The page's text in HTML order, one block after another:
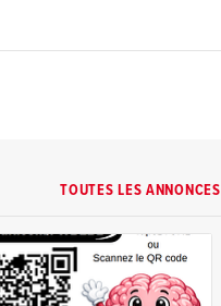
TOUTES LES ANNONCES